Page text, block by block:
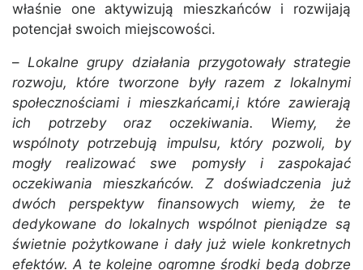
właśnie one aktywizują mieszkańców i rozwijają
potencjał swoich miejscowości.
–Lokalne grupy działania przygotowały strategie
rozwoju, które tworzone były razem z lokalnymi
społecznościami i mieszkańcami,i które zawierają
ich potrzeby oraz oczekiwania. Wiemy, że
wspólnoty potrzebują impulsu, który pozwoli, by
mogły realizować swe pomysły i zaspokajać
oczekiwania mieszkańców. Z doświadczenia już
dwóch perspektyw finansowych wiemy, że te
dedykowane do lokalnych wspólnot pieniądze są
świetnie pożytkowane i dały już wiele konkretnych
efektów. A te kolejne ogromne środki będą dobrze